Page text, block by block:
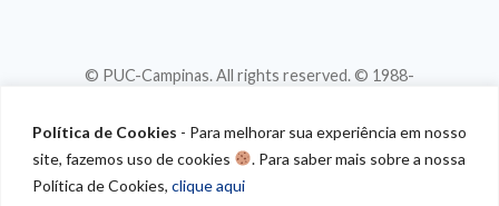
Política de Cookies - Para melhorar sua experiência em nosso
site, fazemos uso de cookies
. Para saber mais sobre a nossa
Política de Cookies, clique aqui
© PUC-Campinas. All rights reserved. © 1988-